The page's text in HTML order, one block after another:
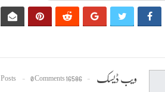
ویب ڈیسک 16586 Posts
0 Comments